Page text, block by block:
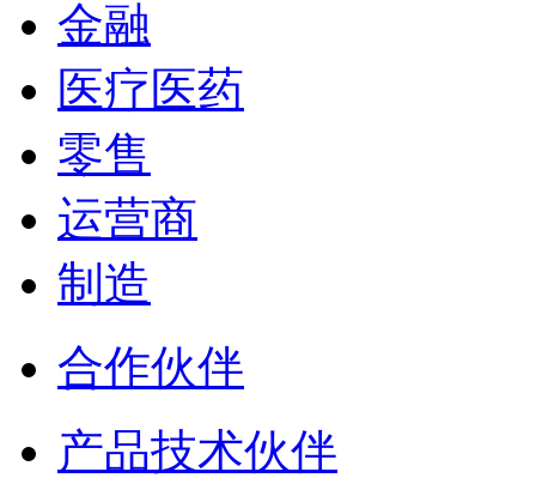
金融
医疗医药
零售
运营商
制造
合作伙伴
产品技术伙伴